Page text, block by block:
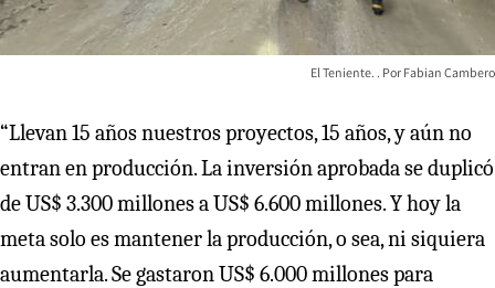
El Teniente. Fabian Cambero
“Llevan 15 años nuestros proyectos, 15 años, y aún no
entran en producción. La inversión aprobada se duplicó
de US$ 3.300 millones a US$ 6.600 millones. Y hoy la
meta solo es mantener la producción, o sea, ni siquiera
aumentarla. Se gastaron US$ 6.000 millones para